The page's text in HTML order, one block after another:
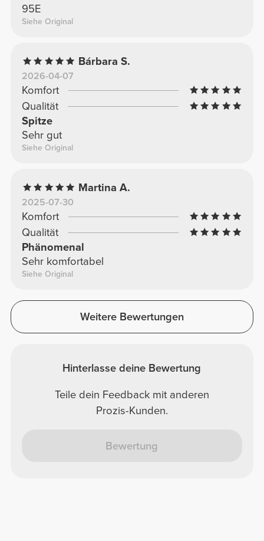
95E
Siehe Original
Bárbara S.
2026-04-07
Komfort
Qualität
Spitze
Sehr gut
Siehe Original
Martina A.
2025-07-30
Komfort
Qualität
Phänomenal
Sehr komfortabel
Siehe Original
Weitere Bewertungen
Hinterlasse deine Bewertung
Teile dein Feedback mit anderen
Prozis-Kunden.
Bewertung